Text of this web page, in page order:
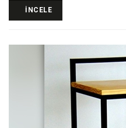
İNCELE